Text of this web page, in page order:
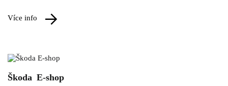
více info
Škoda E-shop